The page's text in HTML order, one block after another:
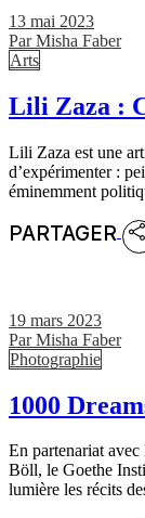
13 mai 2023
ParMisha Faber
Arts
Lili Zaza :
Lili Zaza est une
d’expérimenter :
éminemment
PARTAGER
19 mars 2023
ParMisha Faber
Photographie
1000
En partenariat
Böll, le Goethe
lumière les récits